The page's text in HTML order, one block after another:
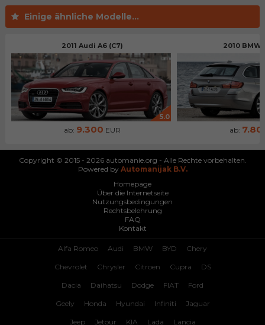
Einige ähnliche Modelle...
2011 Audi A6 (C7)
5.0
ab: 9.300 EUR
2010 BMW
ab:
Copyright © 2015 - 2026 automanie.org - Alle Rechte vorbehalten.
Powered by Automanijak B.V.
Homepage
Über die Internetseite
Nutzungsbedingungen
Rechtsbelehrung
FAQ
Kontakt
Alfa Romeo Audi BMW BYD Chery
Chevrolet Chrysler Citroen Cupra DS
Dacia Daihatsu Dodge FIAT Ford
Geely Honda Hyundai Infiniti Jaguar
Jeep Jetour KIA Lada Lancia